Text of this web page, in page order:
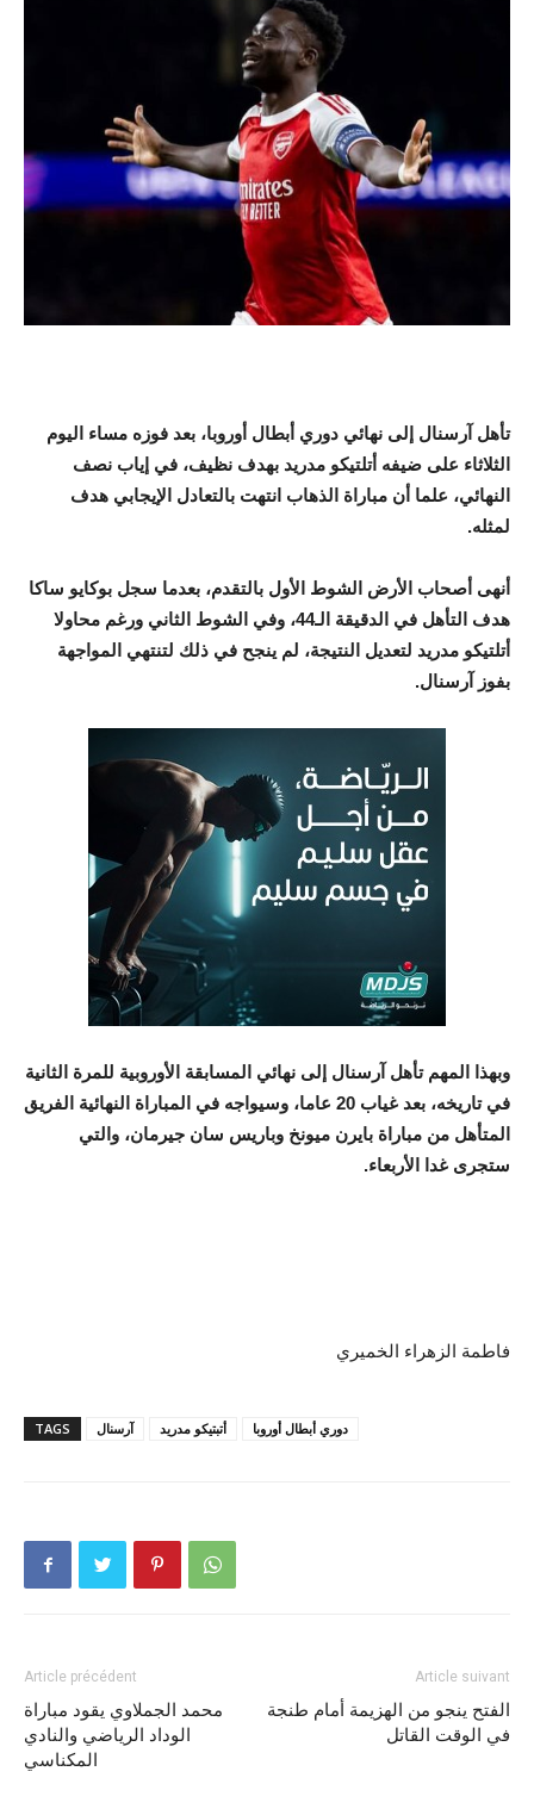
تأهل آرسنال إلى نهائي دوري أبطال أوروبا، بعد فوزه مساء اليوم
الثلاثاء على ضيفه أتلتيكو مدريد بهدف نظيف، في إياب نصف
النهائي، علما أن مباراة الذهاب انتهت بالتعادل الإيجابي هدف
لمثله.
أنهى أصحاب الأرض الشوط الأول بالتقدم، بعدما سجل بوكايو ساكا
هدف التأهل في الدقيقة الـ44، وفي الشوط الثاني ورغم محاولا
أتلتيكو مدريد لتعديل النتيجة، لم ينجح في ذلك لتنتهي المواجهة
بفوز آرسنال.
وبهذا المهم تأهل آرسنال إلى نهائي المسابقة الأوروبية للمرة الثانية
في تاريخه، بعد غياب 20 عاما، وسيواجه في المباراة النهائية الفريق
المتأهل من مباراة بايرن ميونخ وباريس سان جيرمان، والتي
ستجرى غدا الأربعاء.
فاطمة الزهراء الخميري
TAGS آرسنال أتبتيكو مدريد دوري أبطال أوروبا
Article précédent
محمد الجملاوي يقود مباراة
الوداد الرياضي والنادي
المكناسي
Article suivant
الفتح ينجو من الهزيمة أمام طنجة
في الوقت القاتل